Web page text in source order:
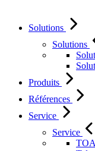
Solutions
Solutions
Produits
Références
Service
Service